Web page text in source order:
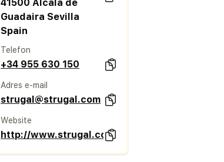
41500 Alcala de
Guadaira Sevilla
Spain
Telefon
+34 955 630 150
Adres e-mail
strugal@strugal.com
Website
http://www.strugal.com